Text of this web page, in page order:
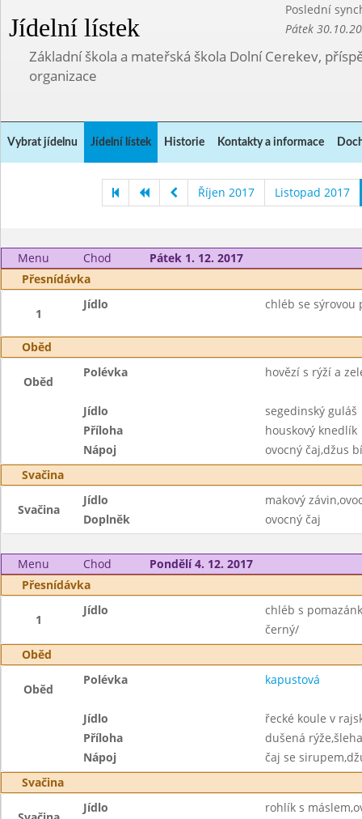
Jídelní lístek
Poslední
Pátek
Základní škola a mateřská škola Dolní Cerekev,
organizace
Vybrat jídelnu Jídelní lístek Historie Kontakty a informace
Říjen 2017 Listopad 2017
Menu Chod
Pátek 1. 12. 2017
Přesnídávka
1
Jídlo chléb se sýrovou
Oběd
Oběd
Polévka hovězí s rýží a
Jídlo
segedinský guláš
Příloha
houskový knedlík
Nápoj
ovocný čaj,džus
Svačina
Svačina
Jídlo
makový
Doplněk
ovocný čaj
Menu Chod
Pondělí 4. 12. 2017
Přesnídávka
1
Jídlo
chléb s
černý/
Oběd
Oběd
Polévka kapustová
Jídlo
řecké koule v
Příloha
dušená
Nápoj
čaj se
Svačina
Jídlo
rohlík s